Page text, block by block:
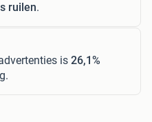
ruilen.
is 26,1%